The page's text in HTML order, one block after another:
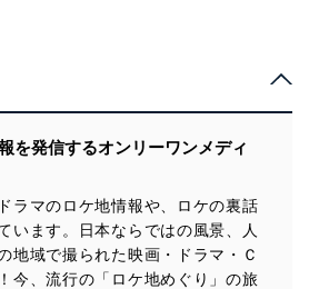
発信するオンリーワンメディ
ラマのロケ地情報や、ロケの裏話
います。日本ならではの風景、人
地域で撮られた映画・ドラマ・Ｃ
今、流行の「ロケ地めぐり」の旅